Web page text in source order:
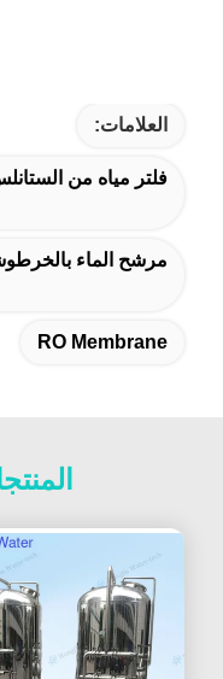
العلامات:
فلتر مياه من
مرشح الماء
RO Membrane